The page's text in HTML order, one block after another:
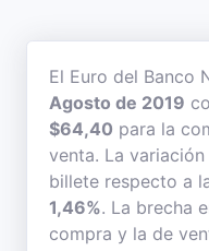
El Euro del Banco
Agosto de 2019
$64,40 para la
venta. La
billete respecto a
1,46%. La brecha
compra y la de